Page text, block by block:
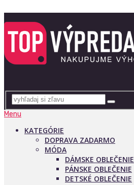
Menu
KATEGÓRIE
DOPRAVA ZADARMO
MÓDA
DÁMSKE OBLEČENIE
PÁNSKE OBLEČENIE
DETSKÉ OBLEČENIE